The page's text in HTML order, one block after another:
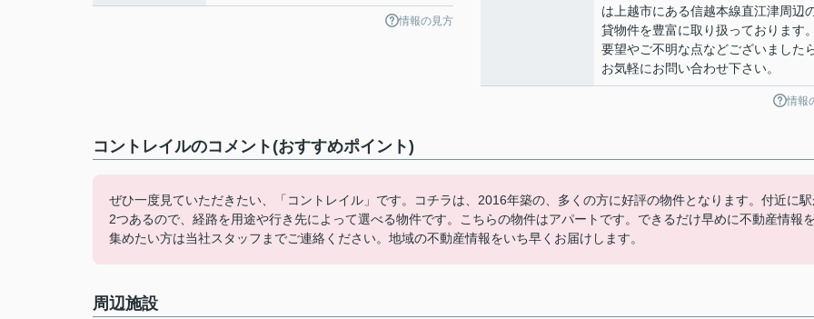
情報の見方
は上越市にある信越本線直江津周辺
貸物件を豊富に取り扱っております
要望やご不明な点などございましたら
お気軽にお問い合わせ下さい。
情報
コントレイルのコメント(おすすめポイント)
ぜひ一度見ていただきたい、「コントレイル」です。コチラは、2016年築の、多くの方に好評の物件となります。付近に
2つあるので、経路を用途や行き先によって選べる物件です。こちらの物件はアパートです。できるだけ早めに不動産情報を
集めたい方は当社スタッフまでご連絡ください。地域の不動産情報をいち早くお届けします。
周辺施設